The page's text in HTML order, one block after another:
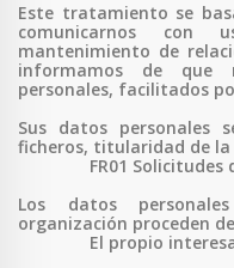
Este tratamiento se
comunicarnos con
mantenimiento de
informamos de que
personales, facilitados
Sus datos personales
ficheros, titularidad de
FR01 Solicitudes de
Los datos
organización proceden
El propio